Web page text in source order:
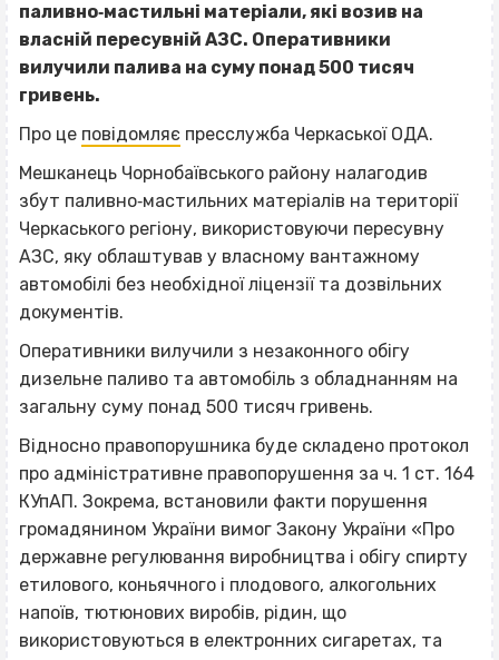
паливно‐мастильні матеріали, які возив на
власній пересувній АЗС. Оперативники
вилучили палива на суму понад 500 тисяч
гривень.
Про це повідомляє пресслужба Черкаської ОДА.
Мешканець Чорнобаївського району налагодив
збут паливно‐мастильних матеріалів на території
Черкаського регіону, використовуючи пересувну
АЗС, яку облаштував у власному вантажному
автомобілі без необхідної ліцензії та дозвільних
документів.
Оперативники вилучили з незаконного обігу
дизельне паливо та автомобіль з обладнанням на
загальну суму понад 500 тисяч гривень.
Відносно правопорушника буде складено протокол
про адміністративне правопорушення за ч. 1 ст. 164
КУпАП. Зокрема, встановили факти порушення
громадянином України вимог Закону України «Про
державне регулювання виробництва і обігу спирту
етилового, коньячного і плодового, алкогольних
напоїв, тютюнових виробів, рідин, що
використовуються в електронних сигаретах, та